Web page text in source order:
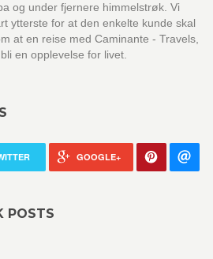
og under fjernere himmelstrøk. Vi
ytterste for at den enkelte kunde skal
at en reise med Caminante - Travels,
en opplevelse for livet.
GOOGLE+
POSTS